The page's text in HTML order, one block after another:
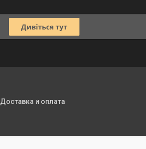
Доставка и оплата